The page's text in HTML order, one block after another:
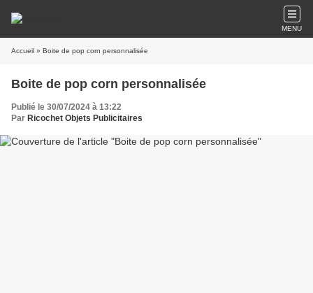
MENU
Accueil » Boite de pop corn personnalisée
Boite de pop corn personnalisée
Publié le 30/07/2024 à 13:22
Par Ricochet Objets Publicitaires